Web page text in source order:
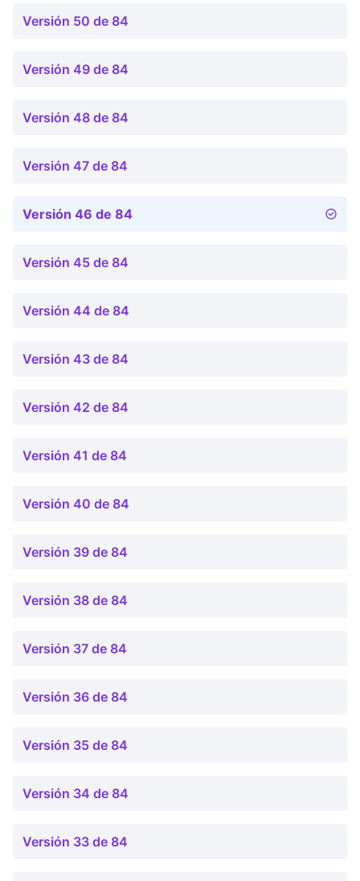
Versión 50 de 84
Versión 49 de 84
Versión 48 de 84
Versión 47 de 84
Versión 46 de 84
Versión 45 de 84
Versión 44 de 84
Versión 43 de 84
Versión 42 de 84
Versión 41 de 84
Versión 40 de 84
Versión 39 de 84
Versión 38 de 84
Versión 37 de 84
Versión 36 de 84
Versión 35 de 84
Versión 34 de 84
Versión 33 de 84